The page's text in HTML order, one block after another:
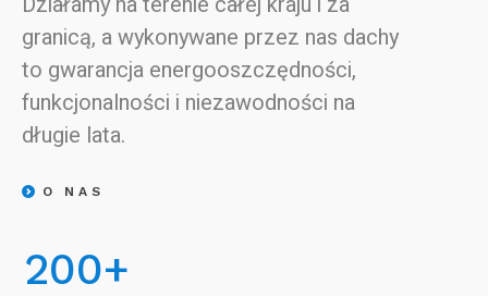
granicą, a wykonywane przez nas dachy
to gwarancja energooszczędności,
funkcjonalności i niezawodności na
długie lata.
O NAS
200+